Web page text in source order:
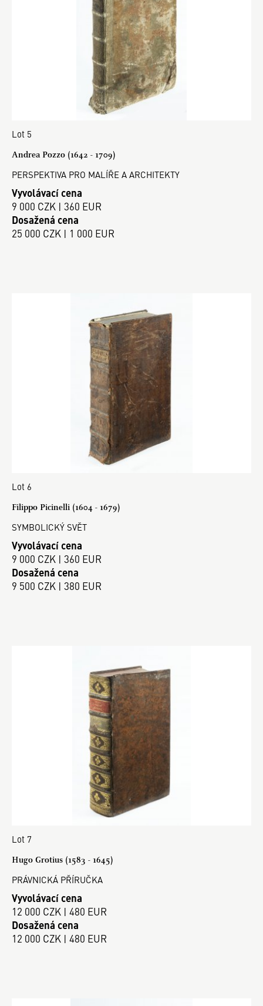
Lot 5
Andrea Pozzo (1642 - 1709)
PERSPEKTIVA PRO MALÍŘE A ARCHITEKTY
Vyvolávací cena
9 000 CZK | 360 EUR
Dosažená cena
25 000 CZK | 1 000 EUR
Lot 6
Filippo Picinelli (1604 - 1679)
SYMBOLICKÝ SVĚT
Vyvolávací cena
9 000 CZK | 360 EUR
Dosažená cena
9 500 CZK | 380 EUR
Lot 7
Hugo Grotius (1583 - 1645)
PRÁVNICKÁ PŘÍRUČKA
Vyvolávací cena
12 000 CZK | 480 EUR
Dosažená cena
12 000 CZK | 480 EUR